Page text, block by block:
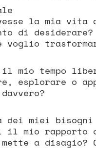
la mia
di desiderare?
voglio
il mio tempo
esplorare o
dei miei
il mio rapporto
a disagio?